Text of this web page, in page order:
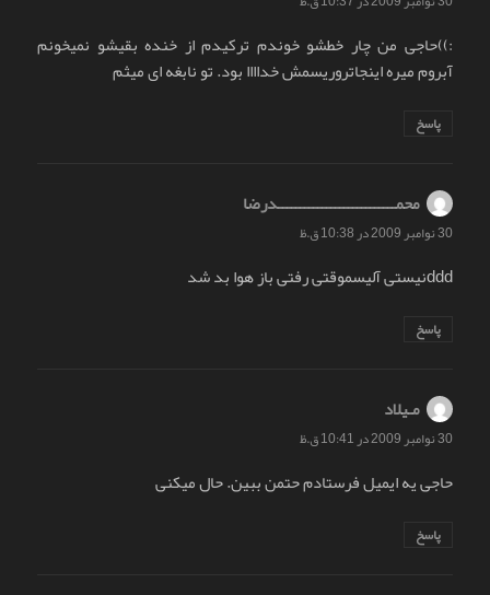
:))حاجی من چار خطشو خوندم ترکیدم از خنده بقیشو نمیخونم
آبروم میره اینجاتروریسمش خداااا بود. تو نابغه ای میثم
پاسخ
محمـــــــــــــــــــــــــــدرضا
30 نوامبر 2009 در 10:38 ق.ظ
dddنیستی آلیسموقتی رفتی باز هوا بد شد
پاسخ
مـیلاد
30 نوامبر 2009 در 10:41 ق.ظ
حاجی یه ایمیل فرستادم حتمن ببین. حال میکنی
پاسخ